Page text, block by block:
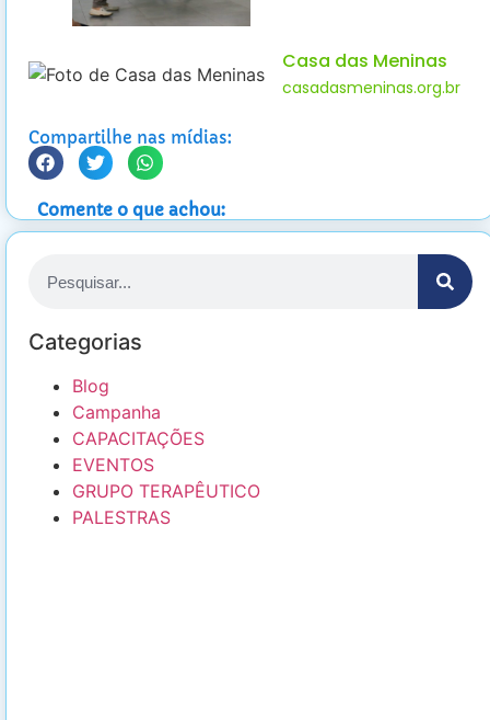
Casa das Meninas
casadasmeninas.org.br
Compartilhe nas mídias:
Comente o que achou:
Categorias
Blog
Campanha
CAPACITAÇÕES
EVENTOS
GRUPO TERAPÊUTICO
PALESTRAS